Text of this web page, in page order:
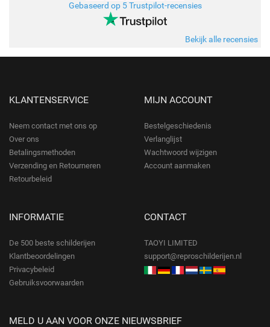
Gebaseerd op 5 Trustpilot-recensies
Bekijk alle recensies
KLANTENSERVICE
Neem contact met ons op
Over ons
Betalingsmethoden
Verzending en Retourneren
Retourbeleid
MIJN ACCOUNT
Bestelgeschiedenis
Verlanglijst
Wachtwoord wijzigen
Account aanmaken
INFORMATIE
De 500 beste schilderijen
Klantbeoordelingen
Privacybeleid
Gebruiksvoorwaarden
CONTACT
TAOYI LIMITED
support@reproschilderijen.nl
MELD U AAN VOOR ONZE NIEUWSBRIEF